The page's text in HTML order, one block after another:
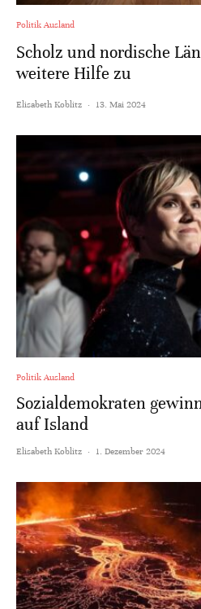
Politik Ausland
Scholz und nordische
weitere Hilfe zu
Elisabeth Koblitz · 13. Mai 2024
Politik Ausland
Sozialdemokraten
auf Island
Elisabeth Koblitz · 1. Dezember 2024